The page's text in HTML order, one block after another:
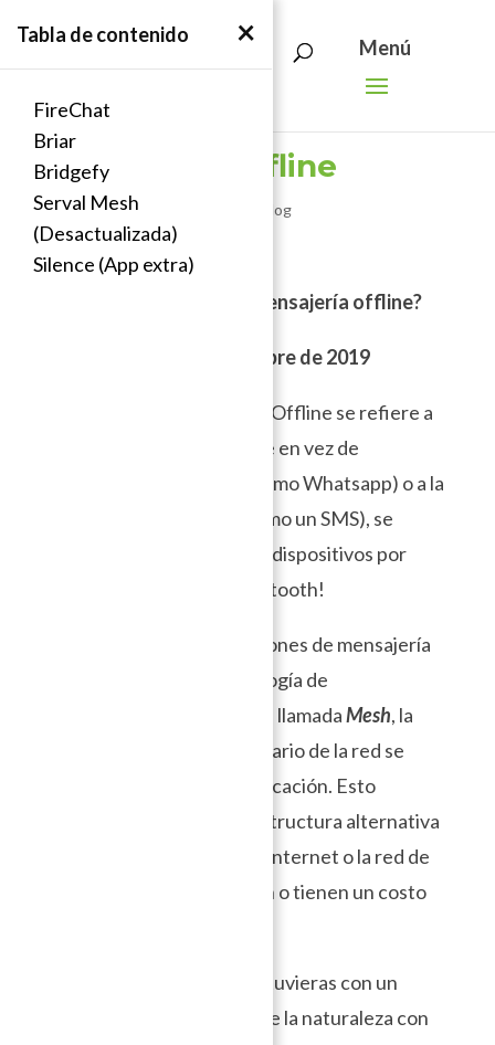
for:
Mensajería offline
porPaul Aguilar Blog
¿Qué es un servicio de mensajería offline?
Actualizado: 30 de Octubre de 2019
Un servicio de mensajería Offline se refiere a
una aplicación de chat que en vez de
conectarse al Internet (como Whatsapp) o a la
red de telefonía móvil (como un SMS), se
directamente a los demás dispositivos por
intermedio de WiFi o bluetooth!
En su mayoria, las aplicaciones de mensajería
offline utilizan una tecnología de
comunicación subyacente llamadaMesh, la
cual permite que cada usuario de la red se
vuelve un nodo de comunicación. Esto
permite tener una infraestructura alternativa
de comunicación cuando Internet o la red de
telefonía fallan, no existen o tienen un costo
Por ejemplo, imagina si estuvieras con un
smartphone en el medio de la naturaleza con
Tabla de contenido ×
FireChat
Briar
Bridgefy
Serval Mesh
(Desactualizada)
Silence (App extra)